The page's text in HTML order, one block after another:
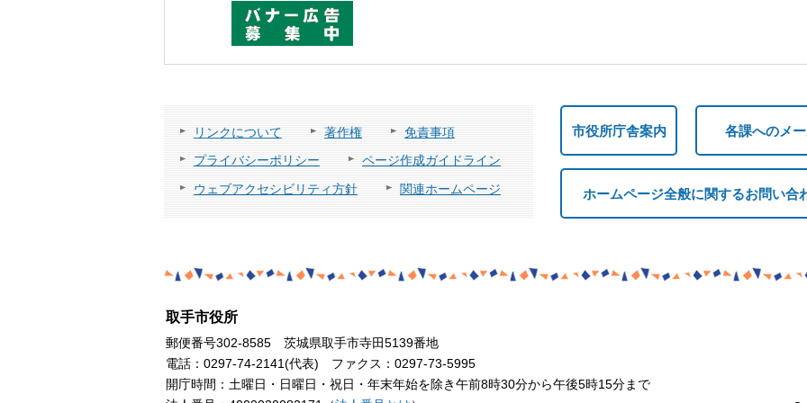
リンクについて 著作権
免責事項
プライバシーポリシー
ページ作成ガイドライン
ウェブアクセシビリティ方針
関連ホームページ
市役所庁舎案内 各課へのメ
ホームページ全般に関するお問い合
取手市役所
郵便番号302-8585 茨城県取手市寺田5139番地
電話：0297-74-2141(代表) ファクス：0297-73-5995
開庁時間：土曜日・日曜日・祝日・年末年始を除き午前8時30分から午後5時15分まで